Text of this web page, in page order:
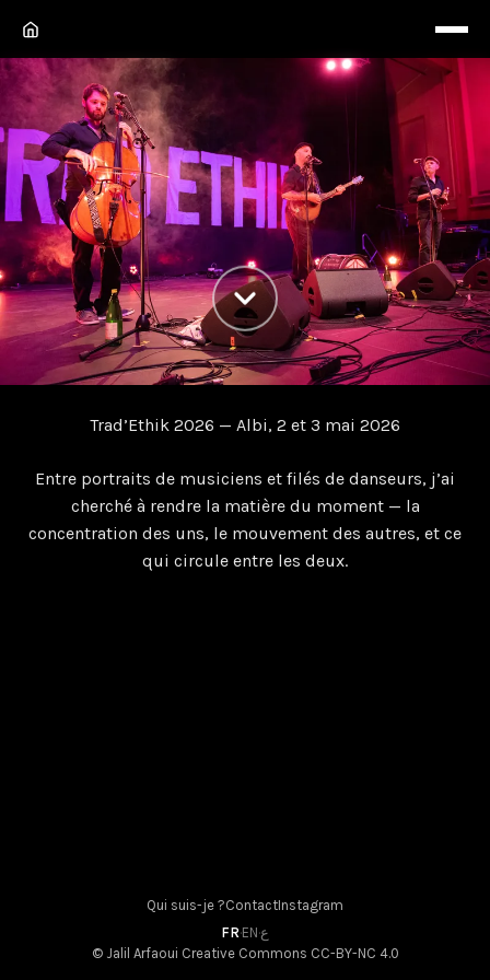
d’aujourd’hui
2 mai 2026
Trad’Ethik 2026 — Albi, 2 et 3 mai 2026
Entre portraits de musiciens et filés de danseurs, j’ai
cherché à rendre la matière du moment — la
concentration des uns, le mouvement des autres, et ce
qui circule entre les deux.
Qui suis-je ?ContactInstagram
FR·EN·ع
© Jalil Arfaoui Creative Commons CC-BY-NC 4.0